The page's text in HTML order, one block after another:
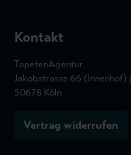
Kontakt
TapetenAgentur
Jakobstrasse 66 (Innenhof) |
50678 Köln
Vertrag widerrufen